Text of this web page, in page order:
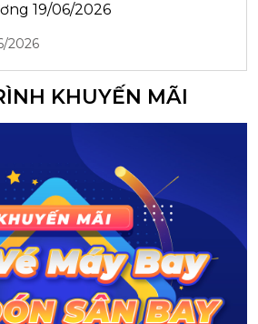
19/06/2026
2026
KHUYẾN MÃI